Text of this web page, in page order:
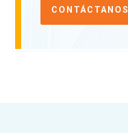
CONTÁCTANOS